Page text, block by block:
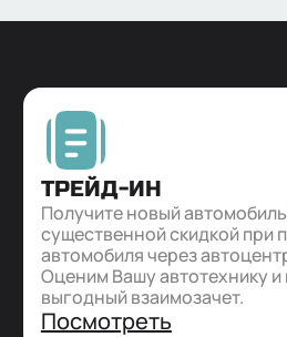
ТРЕЙД-ИН
Получите новый
существенной скидкой при
автомобиля через
Оценим Вашу автотехнику
выгодный взаимозачет.
Посмотреть